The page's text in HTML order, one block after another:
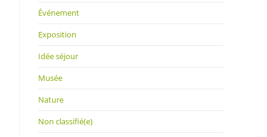
Événement
Exposition
Idée séjour
Musée
Nature
Non classifié(e)